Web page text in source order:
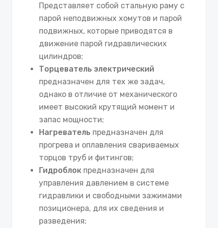
Представляет собой стальную раму с
парой неподвижных хомутов и парой
подвижных, которые приводятся в
движение парой гидравлических
цилиндров;
Торцеватель электрический
предназначен для тех же задач,
однако в отличие от механического
имеет высокий крутящий момент и
запас мощности;
Нагреватель предназначен для
прогрева и оплавления свариваемых
торцов труб и фитингов;
Гидроблок предназначен для
управления давлением в системе
гидравлики и свободными зажимами
позиционера, для их сведения и
разведения;